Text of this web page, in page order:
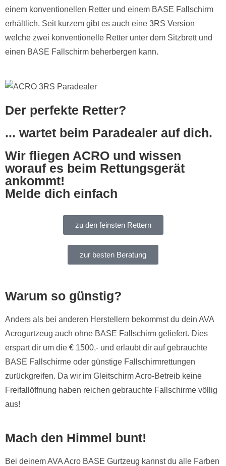
einem konventionellen Retter und einem BASE Fallschirm
erhältlich. Seit kurzem gibt es auch eine 3RS Version
welche zwei konventionelle Retter unter dem Sitzbrett und
einen BASE Fallschirm beherbergen kann.
Der perfekte Retter?
... wartet beim Paradealer auf dich.
Wir fliegen ACRO und wissen
worauf es beim Rettungsgerät
ankommt!
Melde dich einfach
zu den feinsten Rettern
zur besten Beratung
Warum so günstig?
Anders als bei anderen Herstellern bekommst du dein AVA
Acrogurtzeug auch ohne BASE Fallschirm geliefert. Dies
erspart dir um die € 1500,- und erlaubt dir auf gebrauchte
BASE Fallschirme oder günstige Fallschirmrettungen
zurückgreifen. Da wir im Gleitschirm Acro-Betreib keine
Freifallöffnung haben reichen gebrauchte Fallschirme völlig
aus!
Mach den Himmel bunt!
Bei deinem AVA Acro BASE Gurtzeug kannst du alle Farben